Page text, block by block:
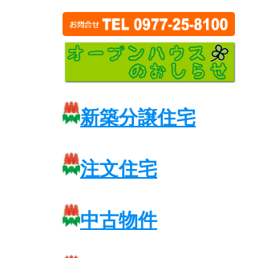
新築分譲住宅
注文住宅
中古物件